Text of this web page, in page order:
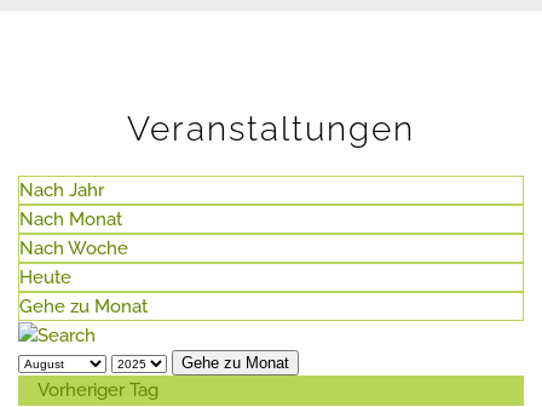
Veranstaltungen
Nach Jahr
Nach Monat
Nach Woche
Heute
Gehe zu Monat
Gehe zu Monat
Vorheriger Tag